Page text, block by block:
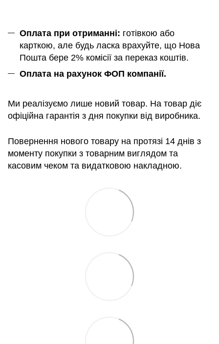
Оплата при отриманні: готівкою або
карткою, але будь ласка врахуйте, що Нова
Пошта бере 2% комісії за переказ коштів.
Оплата на рахунок ФОП компанії.
Ми реалізуємо лише новий товар. На товар діє
офіційна гарантія з дня покупки від виробника.
Повернення нового товару на протязі 14 днів з
моменту покупки з товарним виглядом та
касовим чеком та видатковою накладною.